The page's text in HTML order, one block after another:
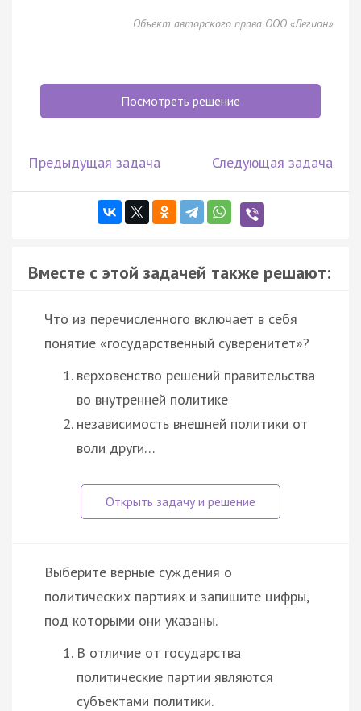
Объект авторского права ООО «Легион»
Посмотреть решение
Предыдущая задача Следующая задача
Вместе с этой задачей также решают:
Что из перечисленного включает в себя
понятие «государственный суверенитет»?
верховенство решений правительства
во внутренней политике
независимость внешней политики от
воли други…
Выберите верные суждения о
политических партиях и запишите цифры,
под которыми они указаны.
В отличие от государства
политические партии являются
субъектами политики.